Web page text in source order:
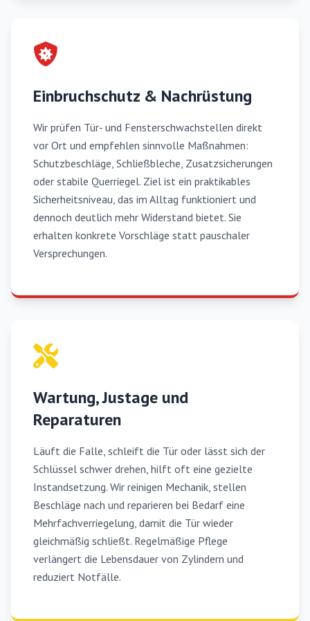
Einbruchschutz & Nachrüstung
Wir prüfen Tür- und Fensterschwachstellen direkt
vor Ort und empfehlen sinnvolle Maßnahmen:
Schutzbeschläge, Schließbleche, Zusatzsicherungen
oder stabile Querriegel. Ziel ist ein praktikables
Sicherheitsniveau, das im Alltag funktioniert und
dennoch deutlich mehr Widerstand bietet. Sie
erhalten konkrete Vorschläge statt pauschaler
Versprechungen.
Wartung, Justage und
Reparaturen
Läuft die Falle, schleift die Tür oder lässt sich der
Schlüssel schwer drehen, hilft oft eine gezielte
Instandsetzung. Wir reinigen Mechanik, stellen
Beschläge nach und reparieren bei Bedarf eine
Mehrfachverriegelung, damit die Tür wieder
gleichmäßig schließt. Regelmäßige Pflege
verlängert die Lebensdauer von Zylindern und
reduziert Notfälle.